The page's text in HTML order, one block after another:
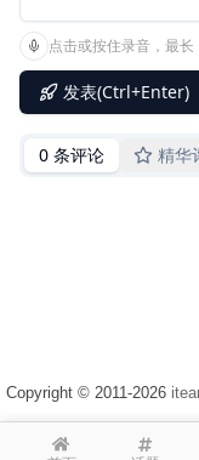
Copyright © 2011-2026
浙